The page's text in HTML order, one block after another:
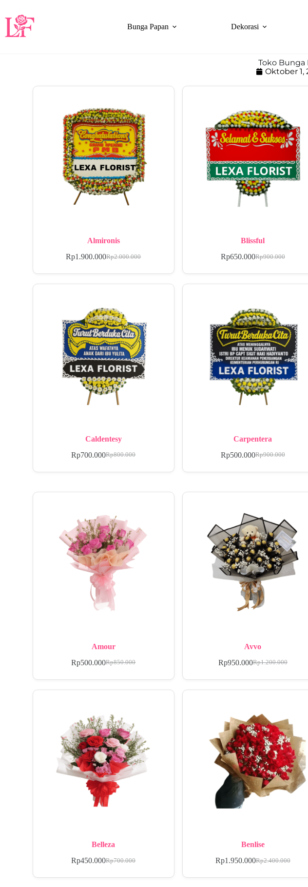
Bunga Papan Dekorasi
Toko Bunga
Oktober 1,
Almironis
Rp2.000.000
Rp1.900.000
Blissful
Rp900.000
Rp650.000
Caldentesy
Rp800.000
Rp700.000
Carpentera
Rp900.000
Rp500.000
Amour
Rp850.000
Rp500.000
Avvo
Rp1.200.000
Rp950.000
Belleza
Rp700.000
Rp450.000
Benlise
Rp2.400.000
Rp1.950.000